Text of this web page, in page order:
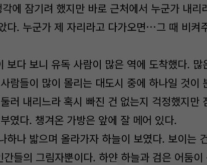
에 잠기려 했지만 바로 근처에서 누군가 내리
다. 누군가 제 자리라고 다가오면…그 때 비켜
보다 보니 유독 사람이 많은 역에 도착했다.
람들이 많이 몰리는 대도시 중에 하나일 것이
러 내리느라 혹시 빠진 건 없는지 걱정했지만
였다. 챙겨온 가방은 앞에 잘 메어 있다.
하나 밟으며 올라가자 하늘이 보였다. 보이는
간들의 그림자뿐이다. 하얀 하늘과 검은 어둠